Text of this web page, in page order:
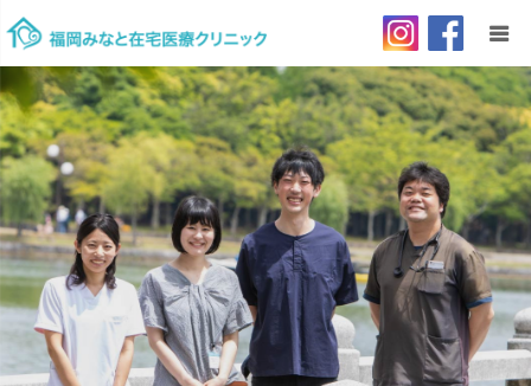
HOME
当院について
ご利用案内
訪問診療とは